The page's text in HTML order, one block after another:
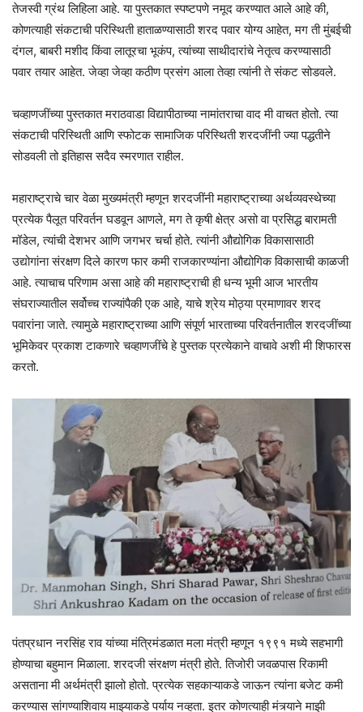
तेजस्वी ग्रंथ लिहिला आहे. या पुस्तकात स्पष्टपणे नमूद करण्यात आले आहे की,
कोणत्याही संकटाची परिस्थिती हाताळण्यासाठी शरद पवार योग्य आहेत, मग ती मुंबईची
दंगल, बाबरी मशीद किंवा लातूरचा भूकंप, त्यांच्या साथीदारांचे नेतृत्व करण्यासाठी
पवार तयार आहेत. जेव्हा जेव्हा कठीण प्रसंग आला तेव्हा त्यांनी ते संकट सोडवले.
चव्हाणजींच्या पुस्तकात मराठवाडा विद्यापीठाच्या नामांतराचा वाद मी वाचत होतो. त्या
संकटाची परिस्थिती आणि स्फोटक सामाजिक परिस्थिती शरदजींनी ज्या पद्धतीने
सोडवली तो इतिहास सदैव स्मरणात राहील.
महाराष्ट्राचे चार वेळा मुख्यमंत्री म्हणून शरदजींनी महाराष्ट्राच्या अर्थव्यवस्थेच्या
प्रत्येक पैलूत परिवर्तन घडवून आणले, मग ते कृषी क्षेत्र असो वा प्रसिद्ध बारामती
मॉडेल, त्यांची देशभर आणि जगभर चर्चा होते. त्यांनी औद्योगिक विकासासाठी
उद्योगांना संरक्षण दिले कारण फार कमी राजकारण्यांना औद्योगिक विकासाची काळजी
आहे. त्याचाच परिणाम असा आहे की महाराष्ट्राची ही धन्य भूमी आज भारतीय
संघराज्यातील सर्वोच्च राज्यांपैकी एक आहे, याचे श्रेय मोठ्या प्रमाणावर शरद
पवारांना जाते. त्यामुळे महाराष्ट्राच्या आणि संपूर्ण भारताच्या परिवर्तनातील शरदजींच्या
भूमिकेवर प्रकाश टाकणारे चव्हाणजींचे हे पुस्तक प्रत्येकाने वाचावे अशी मी शिफारस
करतो.
पंतप्रधान नरसिंह राव यांच्या मंत्रिमंडळात मला मंत्री म्हणून १९९१ मध्ये सहभागी
होण्याचा बहुमान मिळाला. शरदजी संरक्षण मंत्री होते. तिजोरी जवळपास रिकामी
असताना मी अर्थमंत्री झालो होतो. प्रत्येक सहकाऱ्याकडे जाऊन त्यांना बजेट कमी
करण्यास सांगण्याशिवाय माझ्याकडे पर्याय नव्हता. इतर कोणत्याही मंत्र्याने माझी